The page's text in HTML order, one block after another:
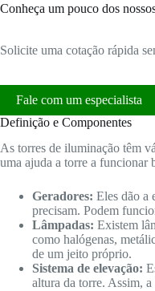
Conheça um pouco dos
Solicite uma cotação rápida
Fale com um especialista
Definição e Componentes
As torres de iluminação têm
uma ajuda a torre a funcionar
Geradores: Eles dão a
precisam. Podem
Lâmpadas: Existem
como halógenas,
de um jeito próprio.
Sistema de elevação:
altura da torre. Assim,